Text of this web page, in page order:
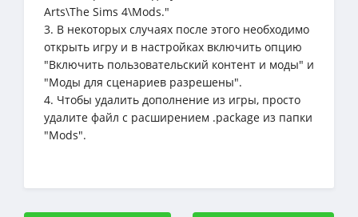
Arts\The Sims 4\Mods."
3. В некоторых случаях после этого необходимо
открыть игру и в настройках включить опцию
"Включить пользовательский контент и моды" и
"Моды для сценариев разрешены".
4. Чтобы удалить дополнение из игры, просто
удалите файл с расширением .package из папки
"Mods".